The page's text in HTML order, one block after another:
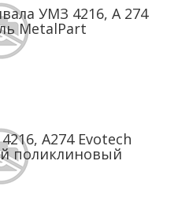
УМЗ 4216, А 274
MetalPart
А274 Evotech
поликлиновый